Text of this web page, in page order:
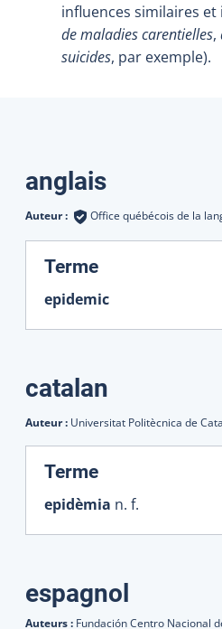
influences similaires et
de maladies carentielles,
suicides, par exemple).
Traductions
anglais
Auteur : Office québécois de la
Terme:
epidemic
catalan
Auteur : Universitat Politècnica de
Terme:
epidèmia n. f.
espagnol
Auteurs : Fundación Centro Nacional